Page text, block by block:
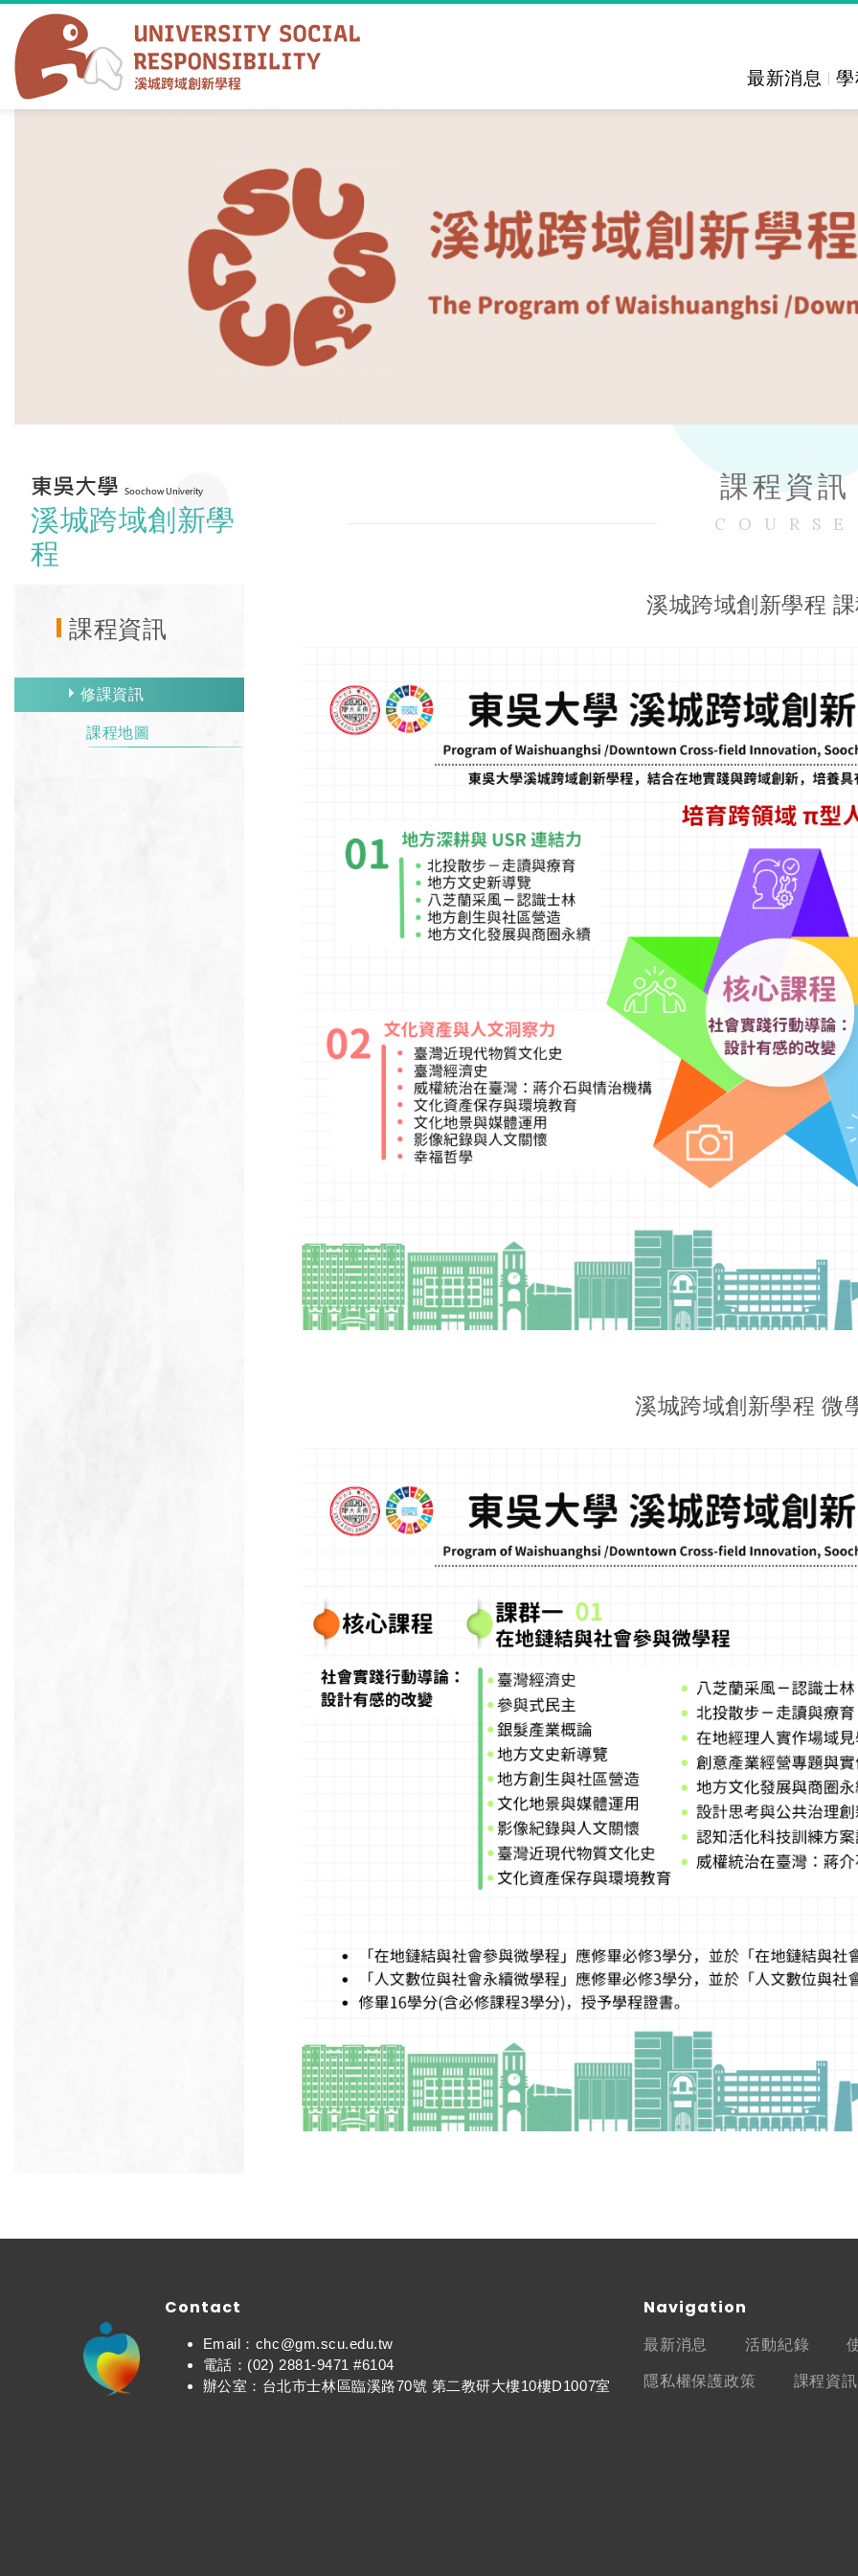
最新消息
溪城跨域創新學
程
課程資訊
修課資訊
課程地圖
課程資訊
COURSE
溪城跨域創新學程
溪城跨域創新學程 微
Contact
Email：chc@gm.scu.edu.tw
電話：(02) 2881-9471 #6104
辦公室：台北市士林區臨溪路70號 第二教研大樓10樓D1007室
Navigation
最新消息 活動紀錄
隱私權保護政策 課程資訊